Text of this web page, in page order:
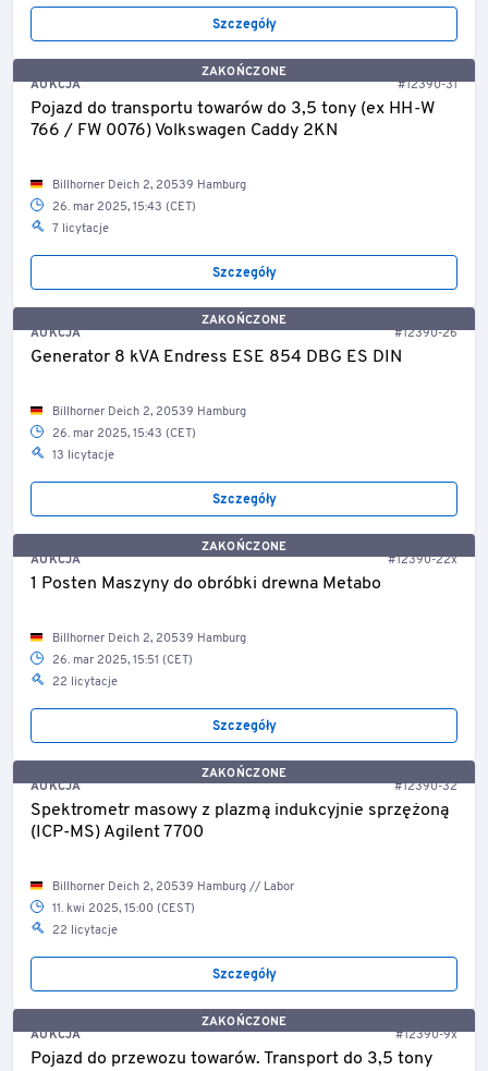
Szczegóły
ZAKOŃCZONE
AUKCJA
#12390-31
Pojazd do transportu towarów do 3,5 tony (ex HH-W
766 / FW 0076) Volkswagen Caddy 2KN
Billhorner Deich 2, 20539 Hamburg
26. mar 2025, 15:43 (CET)
7 licytacje
Szczegóły
ZAKOŃCZONE
AUKCJA
#12390-26
Generator 8 kVA Endress ESE 854 DBG ES DIN
Billhorner Deich 2, 20539 Hamburg
26. mar 2025, 15:43 (CET)
13 licytacje
Szczegóły
ZAKOŃCZONE
AUKCJA
#12390-22x
1 Posten Maszyny do obróbki drewna Metabo
Billhorner Deich 2, 20539 Hamburg
26. mar 2025, 15:51 (CET)
22 licytacje
Szczegóły
ZAKOŃCZONE
AUKCJA
#12390-32
Spektrometr masowy z plazmą indukcyjnie sprzężoną
(ICP-MS) Agilent 7700
Billhorner Deich 2, 20539 Hamburg // Labor
11. kwi 2025, 15:00 (CEST)
22 licytacje
Szczegóły
ZAKOŃCZONE
AUKCJA
#12390-9x
Pojazd do przewozu towarów. Transport do 3,5 tony